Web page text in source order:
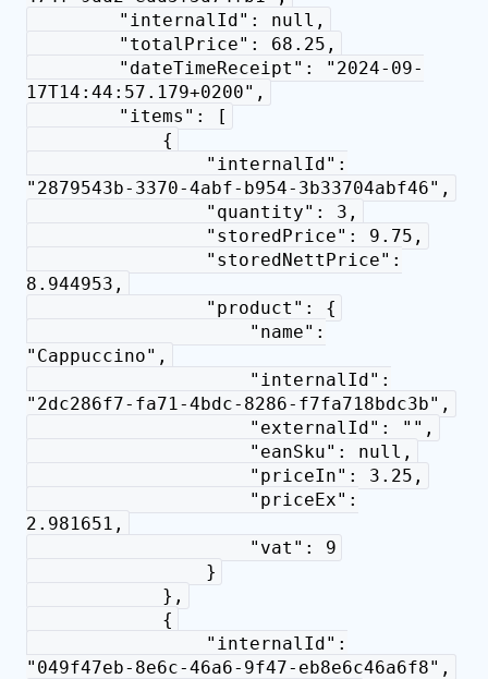
"internalId": null,
"totalPrice": 68.25,
"dateTimeReceipt": "2024-09-
17T14:44:57.179+0200",
"items": [
{
"internalId":
"2879543b-3370-4abf-b954-3b33704abf46",
"quantity": 3,
"storedPrice": 9.75,
"storedNettPrice":
8.944953,
"product": {
"name":
"Cappuccino",
"internalId":
"2dc286f7-fa71-4bdc-8286-f7fa718bdc3b",
"externalId": "",
"eanSku": null,
"priceIn": 3.25,
"priceEx":
2.981651,
"vat": 9
}
},
{
"internalId":
"049f47eb-8e6c-46a6-9f47-eb8e6c46a6f8",